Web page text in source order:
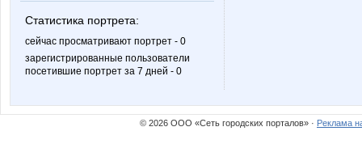
Статистика портрета:
сейчас просматривают портрет - 0
зарегистрированные пользователи
посетившие портрет за 7 дней - 0
© 2026 ООО «Сеть городских порталов» · Реклама